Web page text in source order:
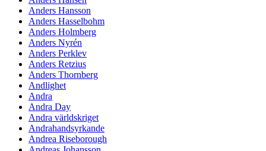
Anders Hansson
Anders Hasselbohm
Anders Holmberg
Anders Nyrén
Anders Perklev
Anders Retzius
Anders Thornberg
Andlighet
Andra
Andra Day
Andra världskriget
Andrahandsyrkande
Andrea Riseborough